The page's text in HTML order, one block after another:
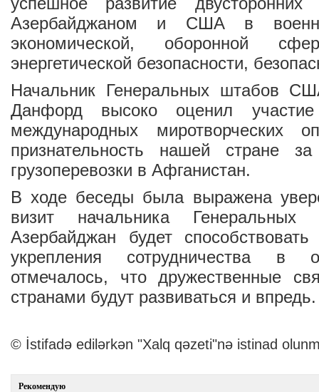
Азербайджаном и США в
экономической, оборонной
энергетической безопасности,
Начальник Генеральных штабов
Данфорд высоко оценил
международных миротворческих
признательность нашей стране
грузоперевозки в Афганистан.
В ходе беседы была выражена
визит начальника
Азербайджан будет
укрепления сотрудничества в
отмечалось, что дружественные
странами будут развиваться и впредь.
© İstifadə edilərkən "Xalq qəzeti"nə istinad
Рекомендую